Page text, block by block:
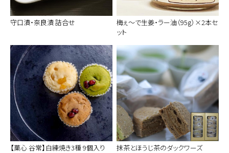
守口漬・奈良漬 詰合せ
梅ぇ～で生姜・ラー油（95g）×2本セ
ット
【菓心 谷常】白練焼き3種 9個入り 抹茶とほうじ茶のダックワーズ